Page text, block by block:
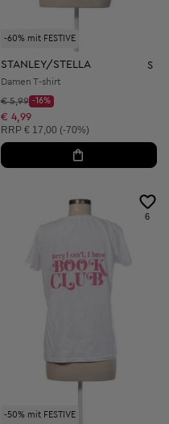
-60% mit FESTIVE
STANLEY/STELLA S
Damen T-shirt
Startpreis:
€ 5,99
Discount Price:
-16%
Reduzierter Preis:
€ 4,99
Unverbindliche Preisempfehlung:
RRP € 17,00 (-70%)
-50% mit FESTIVE
6